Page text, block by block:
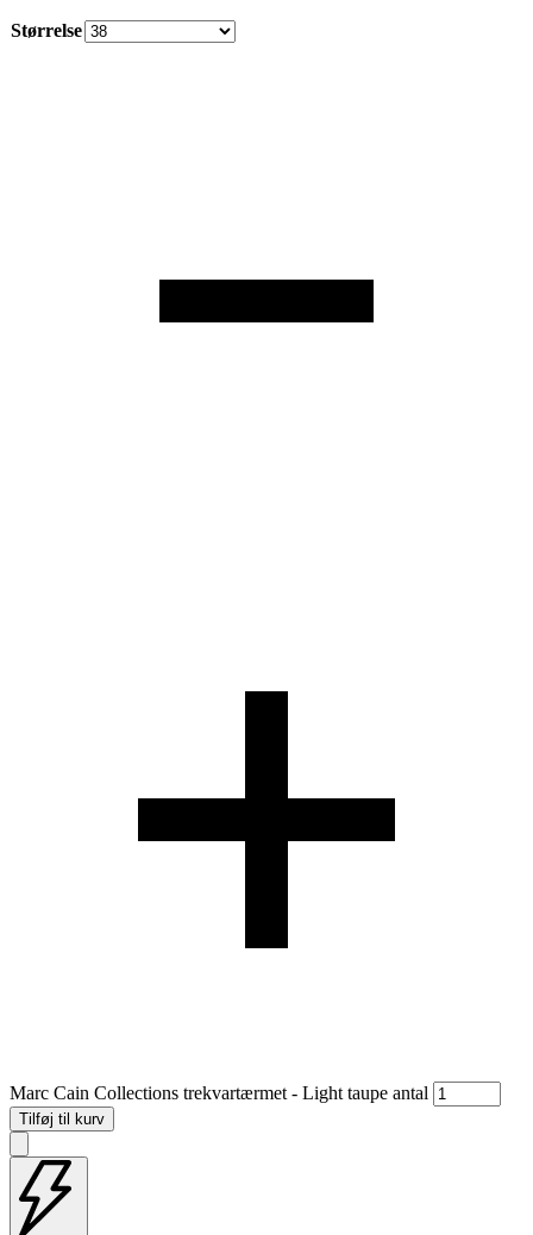
Størrelse
Marc Cain Collections trekvartærmet - Light taupe antal
Tilføj til kurv